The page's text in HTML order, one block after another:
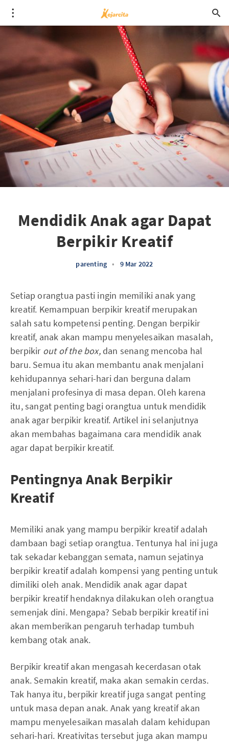
Mendidik Anak agar Dapat
Berpikir Kreatif
parenting • 9 Mar 2022
Setiap orangtua pasti ingin memiliki anak yang
kreatif. Kemampuan berpikir kreatif merupakan
salah satu kompetensi penting. Dengan berpikir
kreatif, anak akan mampu menyelesaikan masalah,
berpikir out of the box,dan senang mencoba hal
baru. Semua itu akan membantu anak menjalani
kehidupannya sehari-hari dan berguna dalam
menjalani profesinya di masa depan. Oleh karena
itu, sangat penting bagi orangtua untuk mendidik
anak agar berpikir kreatif. Artikel ini selanjutnya
akan membahas bagaimana cara mendidik anak
agar dapat berpikir kreatif.
Pentingnya Anak Berpikir
Kreatif
Memiliki anak yang mampu berpikir kreatif adalah
dambaan bagi setiap orangtua. Tentunya hal ini juga
tak sekadar kebanggan semata, namun sejatinya
berpikir kreatif adalah kompensi yang penting untuk
dimiliki oleh anak. Mendidik anak agar dapat
berpikir kreatif hendaknya dilakukan oleh orangtua
semenjak dini. Mengapa? Sebab berpikir kreatif ini
akan memberikan pengaruh terhadap tumbuh
kembang otak anak.
Berpikir kreatif akan mengasah kecerdasan otak
anak. Semakin kreatif, maka akan semakin cerdas.
Tak hanya itu, berpikir kreatif juga sangat penting
untuk masa depan anak. Anak yang kreatif akan
mampu menyelesaikan masalah dalam kehidupan
sehari-hari. Kreativitas tersebut juga akan mampu